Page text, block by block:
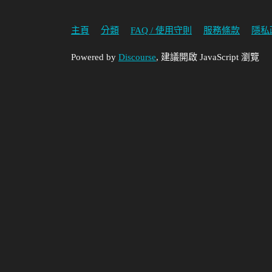
主頁 分類 FAQ / 使用守則 服務條款 隱私
Powered by Discourse, 建議開啟 JavaScript 瀏覽